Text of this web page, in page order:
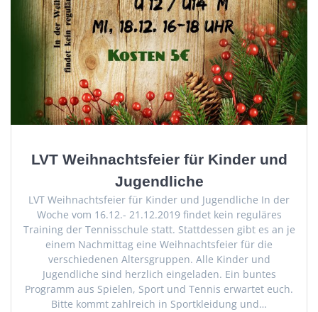
LVT Weihnachtsfeier für Kinder und
Jugendliche
LVT Weihnachtsfeier für Kinder und Jugendliche In der
Woche vom 16.12.- 21.12.2019 findet kein reguläres
Training der Tennisschule statt. Stattdessen gibt es an je
einem Nachmittag eine Weihnachtsfeier für die
verschiedenen Altersgruppen. Alle Kinder und
Jugendliche sind herzlich eingeladen. Ein buntes
Programm aus Spielen, Sport und Tennis erwartet euch.
Bitte kommt zahlreich in Sportkleidung und…